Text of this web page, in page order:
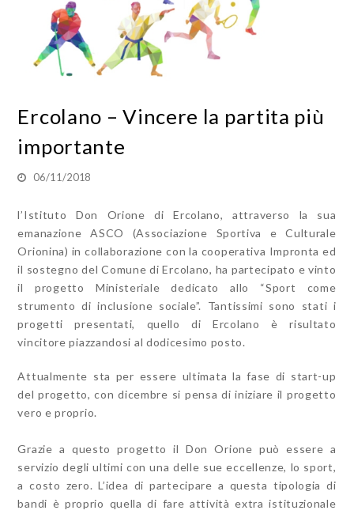
Ercolano – Vincere la partita più
importante
06/11/2018
l’Istituto Don Orione di Ercolano, attraverso la sua
emanazione ASCO (Associazione Sportiva e Culturale
Orionina) in collaborazione con la cooperativa Impronta ed
il sostegno del Comune di Ercolano, ha partecipato e vinto
il progetto Ministeriale dedicato allo “Sport come
strumento di inclusione sociale”. Tantissimi sono stati i
progetti presentati, quello di Ercolano è risultato
vincitore piazzandosi al dodicesimo posto.
Attualmente sta per essere ultimata la fase di start-up
del progetto, con dicembre si pensa di iniziare il progetto
vero e proprio.
Grazie a questo progetto il Don Orione può essere a
servizio degli ultimi con una delle sue eccellenze, lo sport,
a costo zero. L’idea di partecipare a questa tipologia di
bandi è proprio quella di fare attività extra istituzionale